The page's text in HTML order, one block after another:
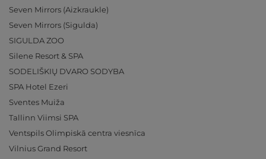
Seven Mirrors (Aizkraukle)
Seven Mirrors (Sigulda)
SIGULDA ZOO
Silene Resort & SPA
SODELIŠKIŲ DVARO SODYBA
SPA Hotel Ezeri
Sventes Muiža
Tallinn Viimsi SPA
Ventspils Olimpiskā centra viesnīca
Vilnius Grand Resort